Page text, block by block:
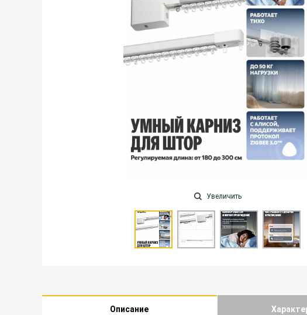
Увеличить
Описание